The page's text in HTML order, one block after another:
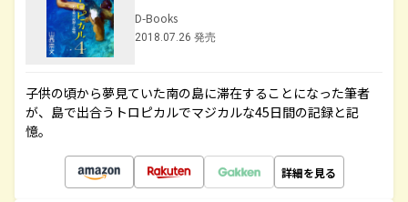
D-Books
2018.07.26 発売
子供の頃から夢見ていた南の島に滞在することになった筆者
が、島で出合うトロピカルでマジカルな45日間の記録と記
憶。
詳細を見る